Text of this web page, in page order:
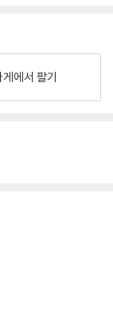
게에서 팔기